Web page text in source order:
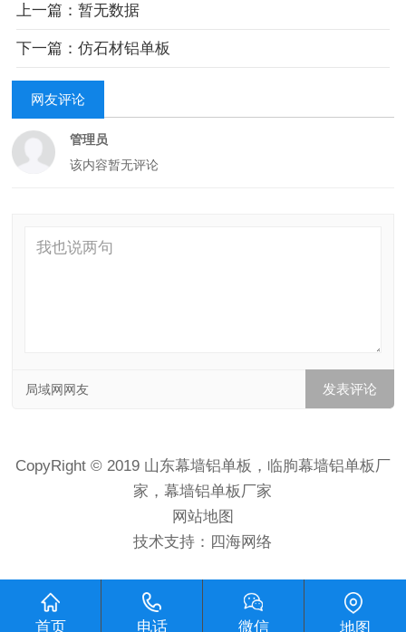
上一篇：暂无数据
下一篇：仿石材铝单板
网友评论
管理员
该内容暂无评论
局域网网友
CopyRight © 2019 山东幕墙铝单板，临朐幕墙铝单板厂
家，幕墙铝单板厂家
网站地图
技术支持： 四海网络
首页 电话 微信 地图